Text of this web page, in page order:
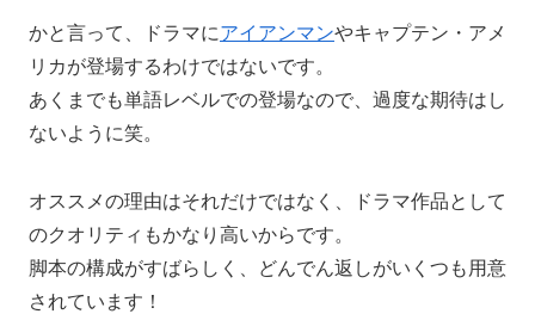
かと言って、ドラマにアイアンマンやキャプテン・アメ
リカが登場するわけではないです。
あくまでも単語レベルでの登場なので、過度な期待はし
ないように笑。
オススメの理由はそれだけではなく、ドラマ作品として
のクオリティもかなり高いからです。
脚本の構成がすばらしく、どんでん返しがいくつも用意
されています！